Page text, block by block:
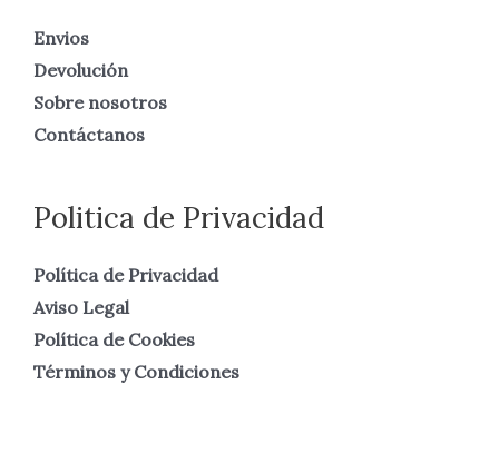
Envios
Devolución
Sobre nosotros
Contáctanos
Politica de Privacidad
Política de Privacidad
Aviso Legal
Política de Cookies
Términos y Condiciones